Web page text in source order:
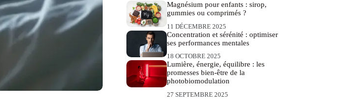
Magnésium pour enfants : sirop,
gummies ou comprimés ?
11 DÉCEMBRE 2025
Concentration et sérénité : optimiser
ses performances mentales
18 OCTOBRE 2025
Lumière, énergie, équilibre : les
promesses bien-être de la
photobiomodulation
27 SEPTEMBRE 2025